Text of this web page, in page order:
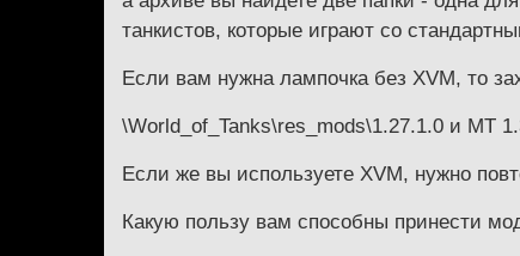
танкистов, которые играют со
Если вам нужна лампочка без XVM, то
\World_of_Tanks\res_mods\1.27.1.0 и МТ
Если же вы используете XVM, нужно
Какую пользу вам способны принести